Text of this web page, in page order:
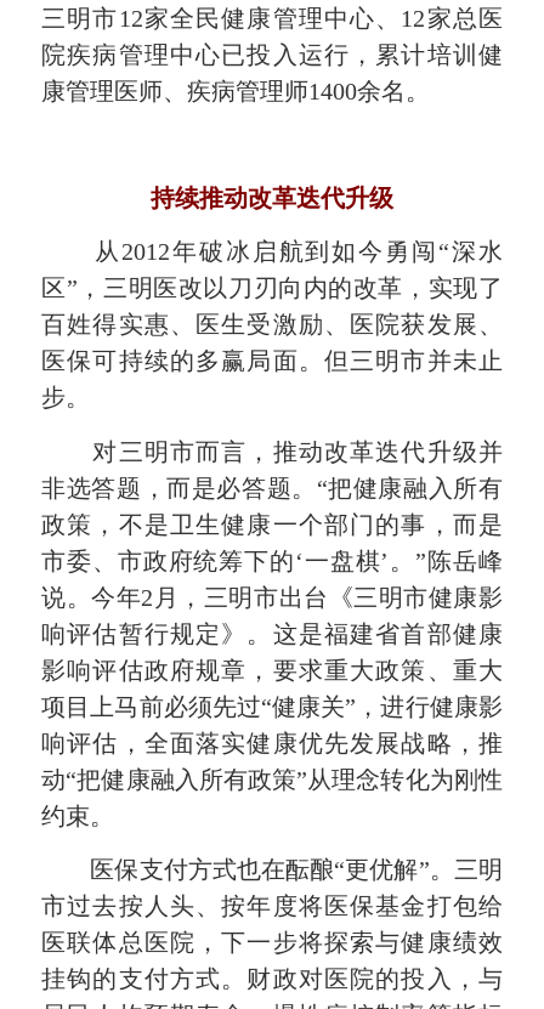
三明市12家全民健康管理中心、12家总医
院疾病管理中心已投入运行，累计培训健
康管理医师、疾病管理师1400余名。
持续推动改革迭代升级
从2012年破冰启航到如今勇闯“深水
区”，三明医改以刀刃向内的改革，实现了
百姓得实惠、医生受激励、医院获发展、
医保可持续的多赢局面。但三明市并未止
步。
对三明市而言，推动改革迭代升级并
非选答题，而是必答题。“把健康融入所有
政策，不是卫生健康一个部门的事，而是
市委、市政府统筹下的‘一盘棋’。”陈岳峰
说。今年2月，三明市出台《三明市健康影
响评估暂行规定》。这是福建省首部健康
影响评估政府规章，要求重大政策、重大
项目上马前必须先过“健康关”，进行健康影
响评估，全面落实健康优先发展战略，推
动“把健康融入所有政策”从理念转化为刚性
约束。
医保支付方式也在酝酿“更优解”。三明
市过去按人头、按年度将医保基金打包给
医联体总医院，下一步将探索与健康绩效
挂钩的支付方式。财政对医院的投入，与